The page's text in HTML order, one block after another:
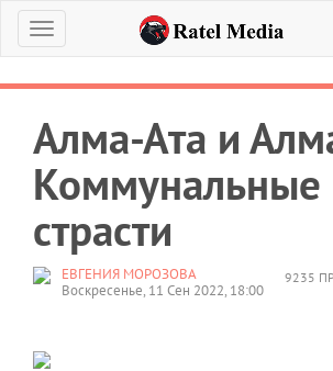
Меню
Алма-Ата и
Коммунальные
страсти
9235
ЕВГЕНИЯ МОРОЗОВА
Воскресенье, 11 Сен 2022, 18:00